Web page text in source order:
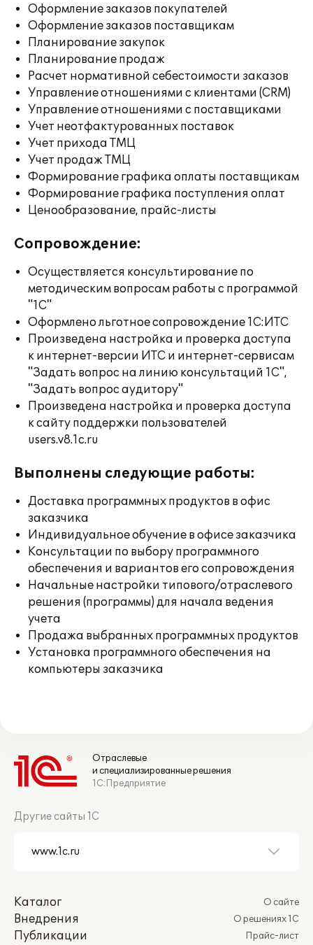
Оформление заказов покупателей
Оформление заказов поставщикам
Планирование закупок
Планирование продаж
Расчет нормативной себестоимости заказов
Управление отношениями с клиентами (CRM)
Управление отношениями с поставщиками
Учет неотфактурованных поставок
Учет прихода ТМЦ
Учет продаж ТМЦ
Формирование графика оплаты поставщикам
Формирование графика поступления оплат
Ценообразование, прайс-листы
Сопровождение:
Осуществляется консультирование по
методическим вопросам работы с программой
"1С"
Оформлено льготное сопровождение 1С:ИТС
Произведена настройка и проверка доступа
к интернет-версии ИТС и интернет-сервисам
"Задать вопрос на линию консультаций 1С",
"Задать вопрос аудитору"
Произведена настройка и проверка доступа
к сайту поддержки пользователей
users.v8.1c.ru
Выполнены следующие работы:
Доставка программных продуктов в офис
заказчика
Индивидуальное обучение в офисе заказчика
Консультации по выбору программного
обеспечения и вариантов его сопровождения
Начальные настройки типового/отраслевого
решения (программы) для начала ведения
учета
Продажа выбранных программных продуктов
Установка программного обеспечения на
компьютеры заказчика
Отраслевые
и специализированные решения
1С:Предприятие
Другие сайты 1С
Каталог
Внедрения
Публикации
О сайте
О решениях 1С
Прайс-лист